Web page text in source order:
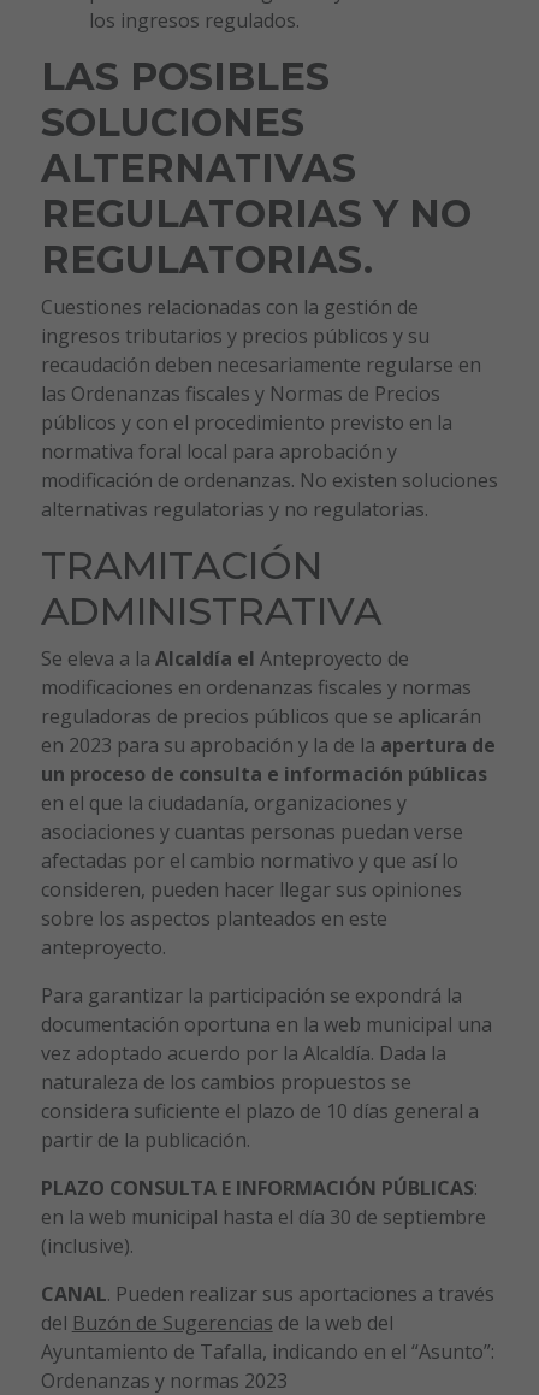
los ingresos regulados.
LAS POSIBLES
SOLUCIONES
ALTERNATIVAS
REGULATORIAS Y NO
REGULATORIAS.
Cuestiones relacionadas con la gestión de
ingresos tributarios y precios públicos y su
recaudación deben necesariamente regularse en
las Ordenanzas fiscales y Normas de Precios
públicos y con el procedimiento previsto en la
normativa foral local para aprobación y
modificación de ordenanzas. No existen soluciones
alternativas regulatorias y no regulatorias.
TRAMITACIÓN
ADMINISTRATIVA
Se eleva a la Alcaldía el Anteproyecto de
modificaciones en ordenanzas fiscales y normas
reguladoras de precios públicos que se aplicarán
en 2023 para su aprobación y la de la apertura de
un proceso de consulta e información públicas
en el que la ciudadanía, organizaciones y
asociaciones y cuantas personas puedan verse
afectadas por el cambio normativo y que así lo
consideren, pueden hacer llegar sus opiniones
sobre los aspectos planteados en este
anteproyecto.
Para garantizar la participación se expondrá la
documentación oportuna en la web municipal una
vez adoptado acuerdo por la Alcaldía. Dada la
naturaleza de los cambios propuestos se
considera suficiente el plazo de 10 días general a
partir de la publicación.
PLAZO CONSULTA E INFORMACIÓN PÚBLICAS:
en la web municipal hasta el día 30 de septiembre
(inclusive).
CANAL. Pueden realizar sus aportaciones a través
del Buzón de Sugerencias de la web del
Ayuntamiento de Tafalla, indicando en el “Asunto”:
Ordenanzas y normas 2023